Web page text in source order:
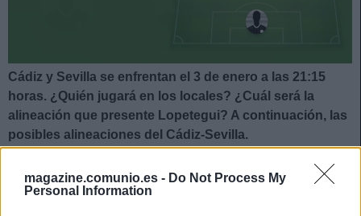
magazine.comunio.es - Do Not Process My
Personal Information
Cádiz y Sevilla se enfrentan el 3 de enero a las 21:15
horas. ¿Quién jugará en los locales? ¿Cuál será la
alineación que presente Lopetegui? A continuación, las
posibles alineaciones del Cádiz-Sevilla.